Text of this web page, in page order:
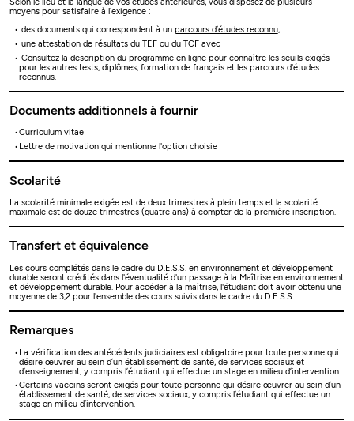
moyens pour satisfaire à l’exigence :
des documents qui correspondent à un parcours d’études reconnu;
une attestation de résultats du TEF ou du TCF avec
Consultez la description du programme en lignepour connaître les seuils exigés
pour les autres tests, diplômes, formation de français et les parcours d'études
reconnus.
Documents additionnels à fournir
Curriculum vitae
Lettre de motivation qui mentionne l'option choisie
Scolarité
La scolarité minimale exigée est de deux trimestres à plein temps et la scolarité
maximale est de douze trimestres (quatre ans) à compter de la première inscription.
Transfert et équivalence
Les cours complétés dans le cadre du D.E.S.S. en environnement et développement
durable seront crédités dans l'éventualité d'un passage à la Maîtrise en environnement
et développement durable. Pour accéder à la maîtrise, l'étudiant doit avoir obtenu une
moyenne de 3,2 pour l'ensemble des cours suivis dans le cadre du D.E.S.S.
Remarques
La vérification des antécédents judiciaires est obligatoire pour toute personne qui
désire œuvrer au sein d’un établissement de santé, de services sociaux et
d’enseignement, y compris l’étudiant qui effectue un stage en milieu d’intervention.
Certains vaccins seront exigés pour toute personne qui désire œuvrer au sein d’un
établissement de santé, de services sociaux, y compris l’étudiant qui effectue un
stage en milieu d’intervention.